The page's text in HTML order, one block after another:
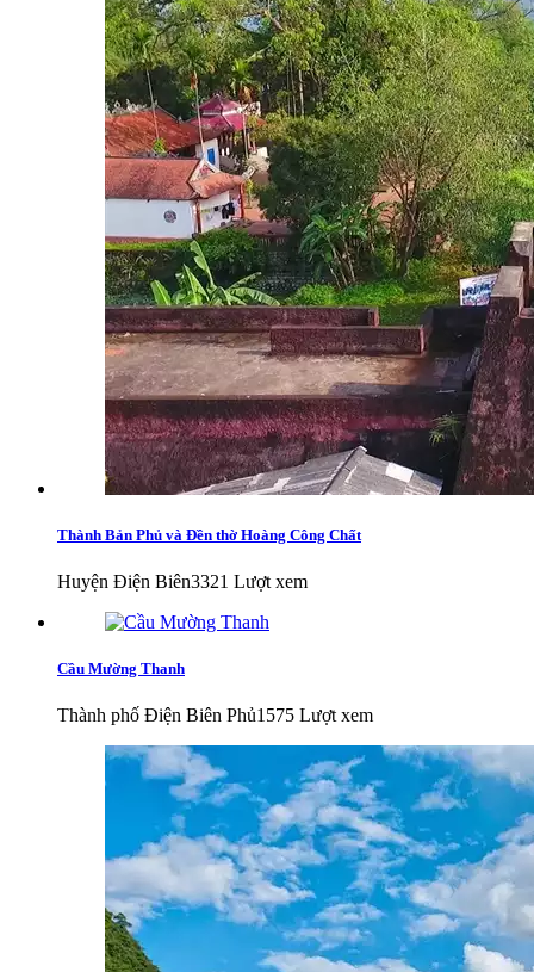
Thành Bản Phủ và Đền thờ Hoàng Công Chất
Huyện Điện Biên3321 Lượt xem
Cầu Mường Thanh
Thành phố Điện Biên Phủ1575 Lượt xem